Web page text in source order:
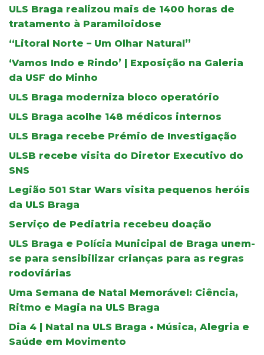
ULS Braga realizou mais de 1400 horas de
tratamento à Paramiloidose
“Litoral Norte – Um Olhar Natural”
‘Vamos Indo e Rindo’ | Exposição na Galeria
da USF do Minho
ULS Braga moderniza bloco operatório
ULS Braga acolhe 148 médicos internos
ULS Braga recebe Prémio de Investigação
ULSB recebe visita do Diretor Executivo do
SNS
Legião 501 Star Wars visita pequenos heróis
da ULS Braga
Serviço de Pediatria recebeu doação
ULS Braga e Polícia Municipal de Braga unem-
se para sensibilizar crianças para as regras
rodoviárias
Uma Semana de Natal Memorável: Ciência,
Ritmo e Magia na ULS Braga
Dia 4 | Natal na ULS Braga • Música, Alegria e
Saúde em Movimento